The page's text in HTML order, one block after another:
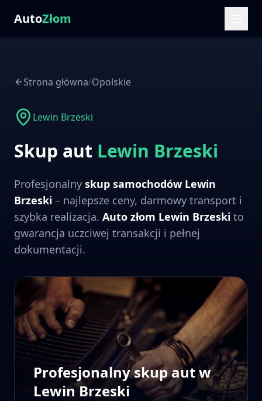
AutoZłom
Strona główna/Opolskie
Lewin Brzeski
Skup aut Lewin Brzeski
Profesjonalny skup samochodów Lewin
Brzeski – najlepsze ceny, darmowy transport i
szybka realizacja. Auto złom Lewin Brzeski to
gwarancja uczciwej transakcji i pełnej
dokumentacji.
Profesjonalny skup aut w
Lewin Brzeski